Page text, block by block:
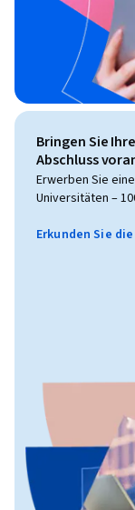
Bringen Sie
Abschluss
Erwerben Sie
Universitäten –
Erkunden Sie